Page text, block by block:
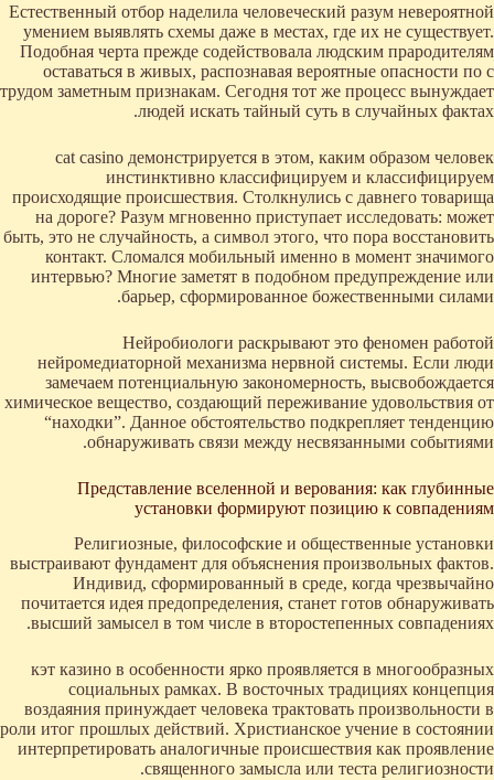
Естественный отбор наделила человеческий разум невероятной
умением выявлять схемы даже в местах, где их не существует.
Подобная черта прежде содействовала людским прародителям
оставаться в живых, распознавая вероятные опасности по с
трудом заметным признакам. Сегодня тот же процесс вынуждает
людей искать тайный суть в случайных фактах.
cat casino демонстрируется в этом, каким образом человек
инстинктивно классифицируем и классифицируем
происходящие происшествия. Столкнулись с давнего товарища
на дороге? Разум мгновенно приступает исследовать: может
быть, это не случайность, а символ этого, что пора восстановить
контакт. Сломался мобильный именно в момент значимого
интервью? Многие заметят в подобном предупреждение или
барьер, сформированное божественными силами.
Нейробиологи раскрывают это феномен работой
нейромедиаторной механизма нервной системы. Если люди
замечаем потенциальную закономерность, высвобождается
химическое вещество, создающий переживание удовольствия от
“находки”. Данное обстоятельство подкрепляет тенденцию
обнаруживать связи между несвязанными событиями.
Представление вселенной и верования: как глубинные
установки формируют позицию к совпадениям
Религиозные, философские и общественные установки
выстраивают фундамент для объяснения произвольных фактов.
Индивид, сформированный в среде, когда чрезвычайно
почитается идея предопределения, станет готов обнаруживать
высший замысел в том числе в второстепенных совпадениях.
кэт казино в особенности ярко проявляется в многообразных
социальных рамках. В восточных традициях концепция
воздаяния принуждает человека трактовать произвольности в
роли итог прошлых действий. Христианское учение в состоянии
интерпретировать аналогичные происшествия как проявление
священного замысла или теста религиозности.